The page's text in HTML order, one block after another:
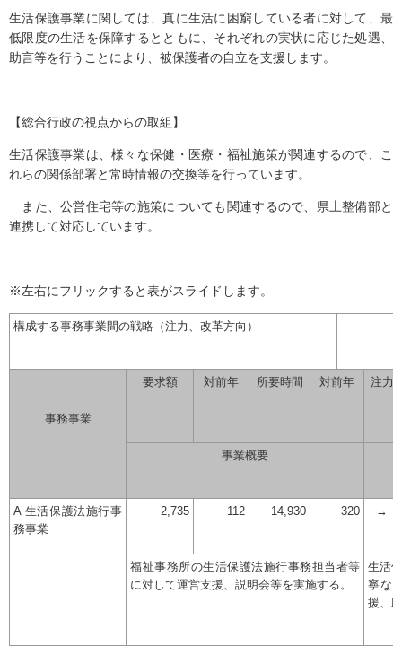
生活保護事業に関しては、真に生活に困窮している者に対して、最
低限度の生活を保障するとともに、それぞれの実状に応じた処遇、
助言等を行うことにより、被保護者の自立を支援します。
【総合行政の視点からの取組】
生活保護事業は、様々な保健・医療・福祉施策が関連するので、こ
れらの関係部署と常時情報の交換等を行っています。
また、公営住宅等の施策についても関連するので、県土整備部と
連携して対応しています。
※左右にフリックすると表がスライドします。
構成する事務事業間の戦略（注力、改革方向）
事務事業
要求額 対前年 所要時間 対前年 注力
事業概要
A 生活保護法施行事
務事業
2,735 112 14,930 320 →
福祉事務所の生活保護法施行事務担当者等
に対して運営支援、説明会等を実施する。
生活
寧な
援、